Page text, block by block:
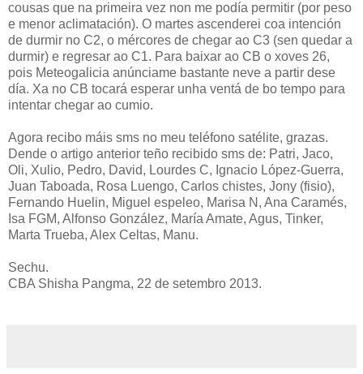
cousas que na primeira vez non me podía permitir (por peso
e menor aclimatación). O martes ascenderei coa intención
de durmir no C2, o mércores de chegar ao C3 (sen quedar a
durmir) e regresar ao C1. Para baixar ao CB o xoves 26,
pois Meteogalicia anúnciame bastante neve a partir dese
día. Xa no CB tocará esperar unha ventá de bo tempo para
intentar chegar ao cumio.
Agora recibo máis sms no meu teléfono satélite, grazas.
Dende o artigo anterior teño recibido sms de: Patri, Jaco,
Oli, Xulio, Pedro, David, Lourdes C, Ignacio López-Guerra,
Juan Taboada, Rosa Luengo, Carlos chistes, Jony (fisio),
Fernando Huelin, Miguel espeleo, Marisa N, Ana Caramés,
Isa FGM, Alfonso González, María Amate, Agus, Tinker,
Marta Trueba, Alex Celtas, Manu.
Sechu.
CBA Shisha Pangma, 22 de setembro 2013.